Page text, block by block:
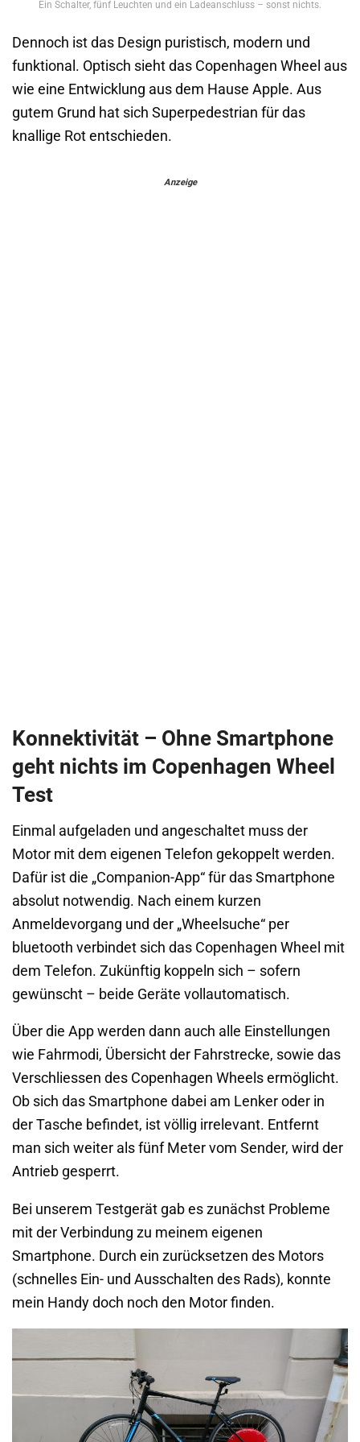
Ein Schalter, fünf Leuchten und ein Ladeanschluss – sonst nichts.
Dennoch ist das Design puristisch, modern und
funktional. Optisch sieht das Copenhagen Wheel aus
wie eine Entwicklung aus dem Hause Apple. Aus
gutem Grund hat sich Superpedestrian für das
knallige Rot entschieden.
Anzeige
Konnektivität – Ohne Smartphone
geht nichts im Copenhagen Wheel
Test
Einmal aufgeladen und angeschaltet muss der
Motor mit dem eigenen Telefon gekoppelt werden.
Dafür ist die „Companion-App“ für das Smartphone
absolut notwendig. Nach einem kurzen
Anmeldevorgang und der „Wheelsuche“ per
bluetooth verbindet sich das Copenhagen Wheel mit
dem Telefon. Zukünftig koppeln sich – sofern
gewünscht – beide Geräte vollautomatisch.
Über die App werden dann auch alle Einstellungen
wie Fahrmodi, Übersicht der Fahrstrecke, sowie das
Verschliessen des Copenhagen Wheels ermöglicht.
Ob sich das Smartphone dabei am Lenker oder in
der Tasche befindet, ist völlig irrelevant. Entfernt
man sich weiter als fünf Meter vom Sender, wird der
Antrieb gesperrt.
Bei unserem Testgerät gab es zunächst Probleme
mit der Verbindung zu meinem eigenen
Smartphone. Durch ein zurücksetzen des Motors
(schnelles Ein- und Ausschalten des Rads), konnte
mein Handy doch noch den Motor finden.